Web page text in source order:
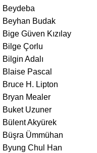
Beydeba
Beyhan Budak
Bige Güven Kızılay
Bilge Çorlu
Bilgin Adalı
Blaise Pascal
Bruce H. Lipton
Bryan Mealer
Buket Uzuner
Bülent Akyürek
Büşra Ümmühan
Byung Chul Han